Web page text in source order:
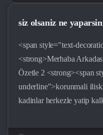
siz olsaniz ne
<span style="text-
<strong>Merhaba
Özetle 2 <strong><span
underline">korunmali
kadinlar herkezle yatip